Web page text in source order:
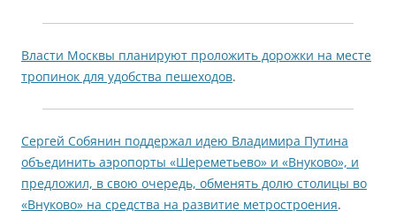
Власти Москвы планируют проложить дорожки на месте
тропинок для удобства пешеходов.
Сергей Собянин поддержал идею Владимира Путина
объединить аэропорты «Шереметьево» и «Внуково», и
предложил, в свою очередь, обменять долю столицы во
«Внуково» на средства на развитие метростроения.